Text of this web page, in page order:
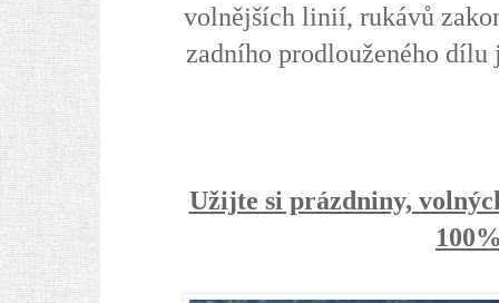
volnějších linií, rukávů
zadního prodlouženého
Užijte si prázdniny,